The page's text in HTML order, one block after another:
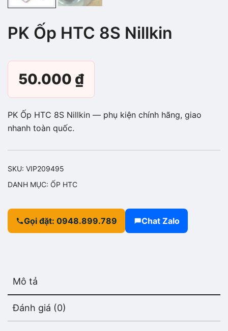
PK Ốp HTC 8S Nillkin
50.000 ₫
PK Ốp HTC 8S Nillkin — phụ kiện chính hãng, giao
nhanh toàn quốc.
SKU: VIP209495
DANH MỤC: ỐP HTC
Gọi đặt: 0948.899.789 Chat Zalo
Mô tả
Đánh giá (0)